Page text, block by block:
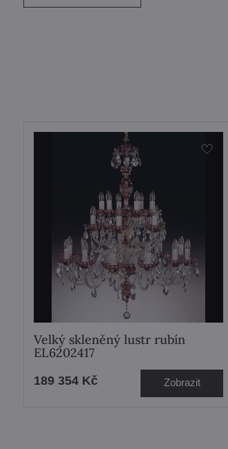
Velký skleněný lustr rubín
EL6202417
189 354 Kč Zobrazit